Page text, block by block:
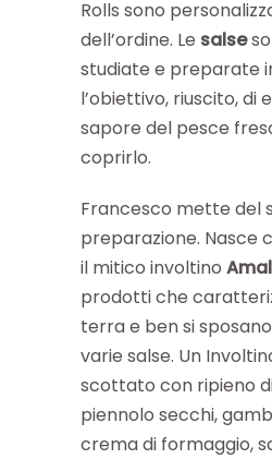
Rolls sono
dell’ordine. Le salse
studiate e preparate
l’obiettivo, riuscito, di
sapore del pesce
coprirlo.
Francesco mette del
preparazione. Nasce
il mitico involtino
prodotti che
terra e ben si
varie salse. Un
scottato con ripieno
piennolo secchi,
crema di formaggio,